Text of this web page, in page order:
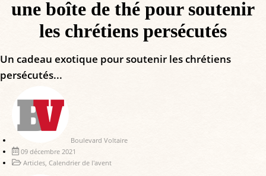
une boîte de thé pour soutenir
les chrétiens persécutés
Un cadeau exotique pour soutenir les chrétiens
persécutés...
Boulevard Voltaire
09 décembre 2021
Articles, Calendrier de l'avent